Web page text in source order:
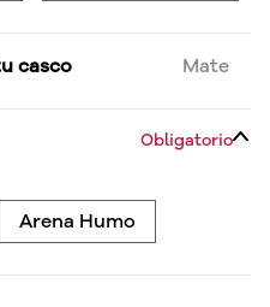
casco Mate
Obligatorio
Arena Humo